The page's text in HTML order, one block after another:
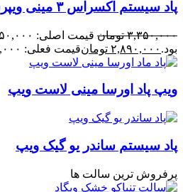
پاد سیستم اکسراس ۳ مینی ویپرسو
۳,۳۵۰,۰۰۰ تومان
بود. ۲,۸۹۰,۰۰۰ تومانقیمت فعلی: ۲,۸۹۰,۰۰۰ تومان.
ویپ پاد اورسا مینی لاست ویپ
پاد سیستم ساندر یو گیک ویپ
پرفروش ترین سالت ها